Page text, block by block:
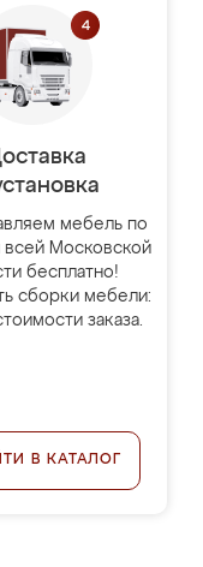
мебель по
Московской
бесплатно!
сборки мебели:
заказа.
В КАТАЛОГ